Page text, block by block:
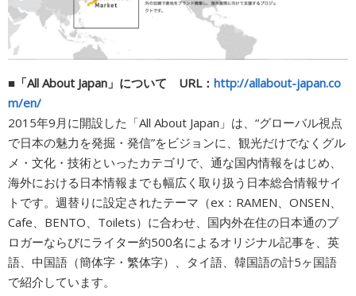
■「All About Japan」について URL： http://allabout-japan.co
m/en/
2015年9月に開設した「All About Japan」は、“グローバル視点
で日本の魅力を発掘・発信”をビジョンに、観光だけでなくグル
メ・文化・技術といったカテゴリで、通な国内情報をはじめ、
海外における日本情報までも幅広く取り扱う日本総合情報サイ
トです。週替りに設定されたテーマ（ex：RAMEN、ONSEN、
Cafe、BENTO、Toilets）に合わせ、国内外在住の日本通のブ
ロガーならびにライター約500名によるオリジナル記事を、英
語、中国語（簡体字・繁体字）、タイ語、韓国語の計5ヶ国語
で紹介しています。